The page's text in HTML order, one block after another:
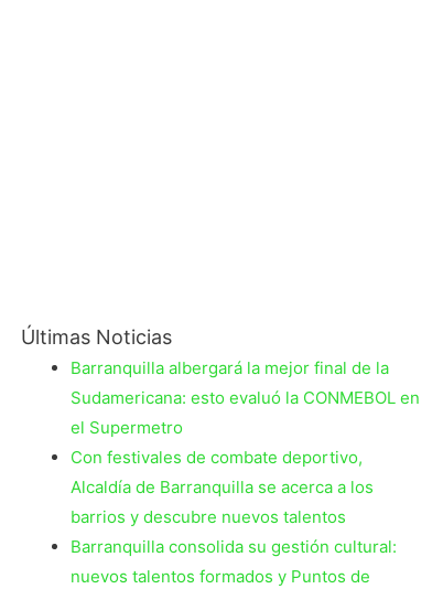
Últimas Noticias
Barranquilla albergará la mejor final de la
Sudamericana: esto evaluó la CONMEBOL en
el Supermetro
Con festivales de combate deportivo,
Alcaldía de Barranquilla se acerca a los
barrios y descubre nuevos talentos
Barranquilla consolida su gestión cultural:
nuevos talentos formados y Puntos de